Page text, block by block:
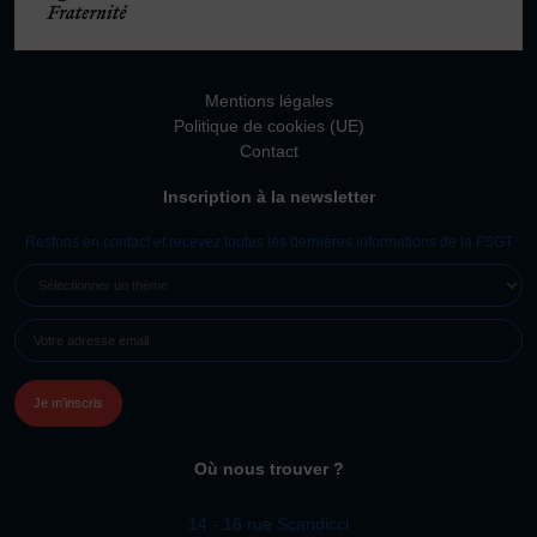
Vivicittà
ACTUALITÉS
JE SOUHAITE M’AFFILIER
Prise de licence
JE SOUHAITE TROUVER UN COMITÉ
JE SOUHAITE ADHÉRER
Affiliation
Honorabilité
Licence Omnisports
Certificat Médical
Mentions légales
Politique de cookies (UE)
Contact
Inscription à la newsletter
Restons en contact et recevez toutes les dernières informations de la FSGT
UN
(NÉCESSAIRE)
MAIL
Où nous trouver ?
14 - 16 rue Scandicci